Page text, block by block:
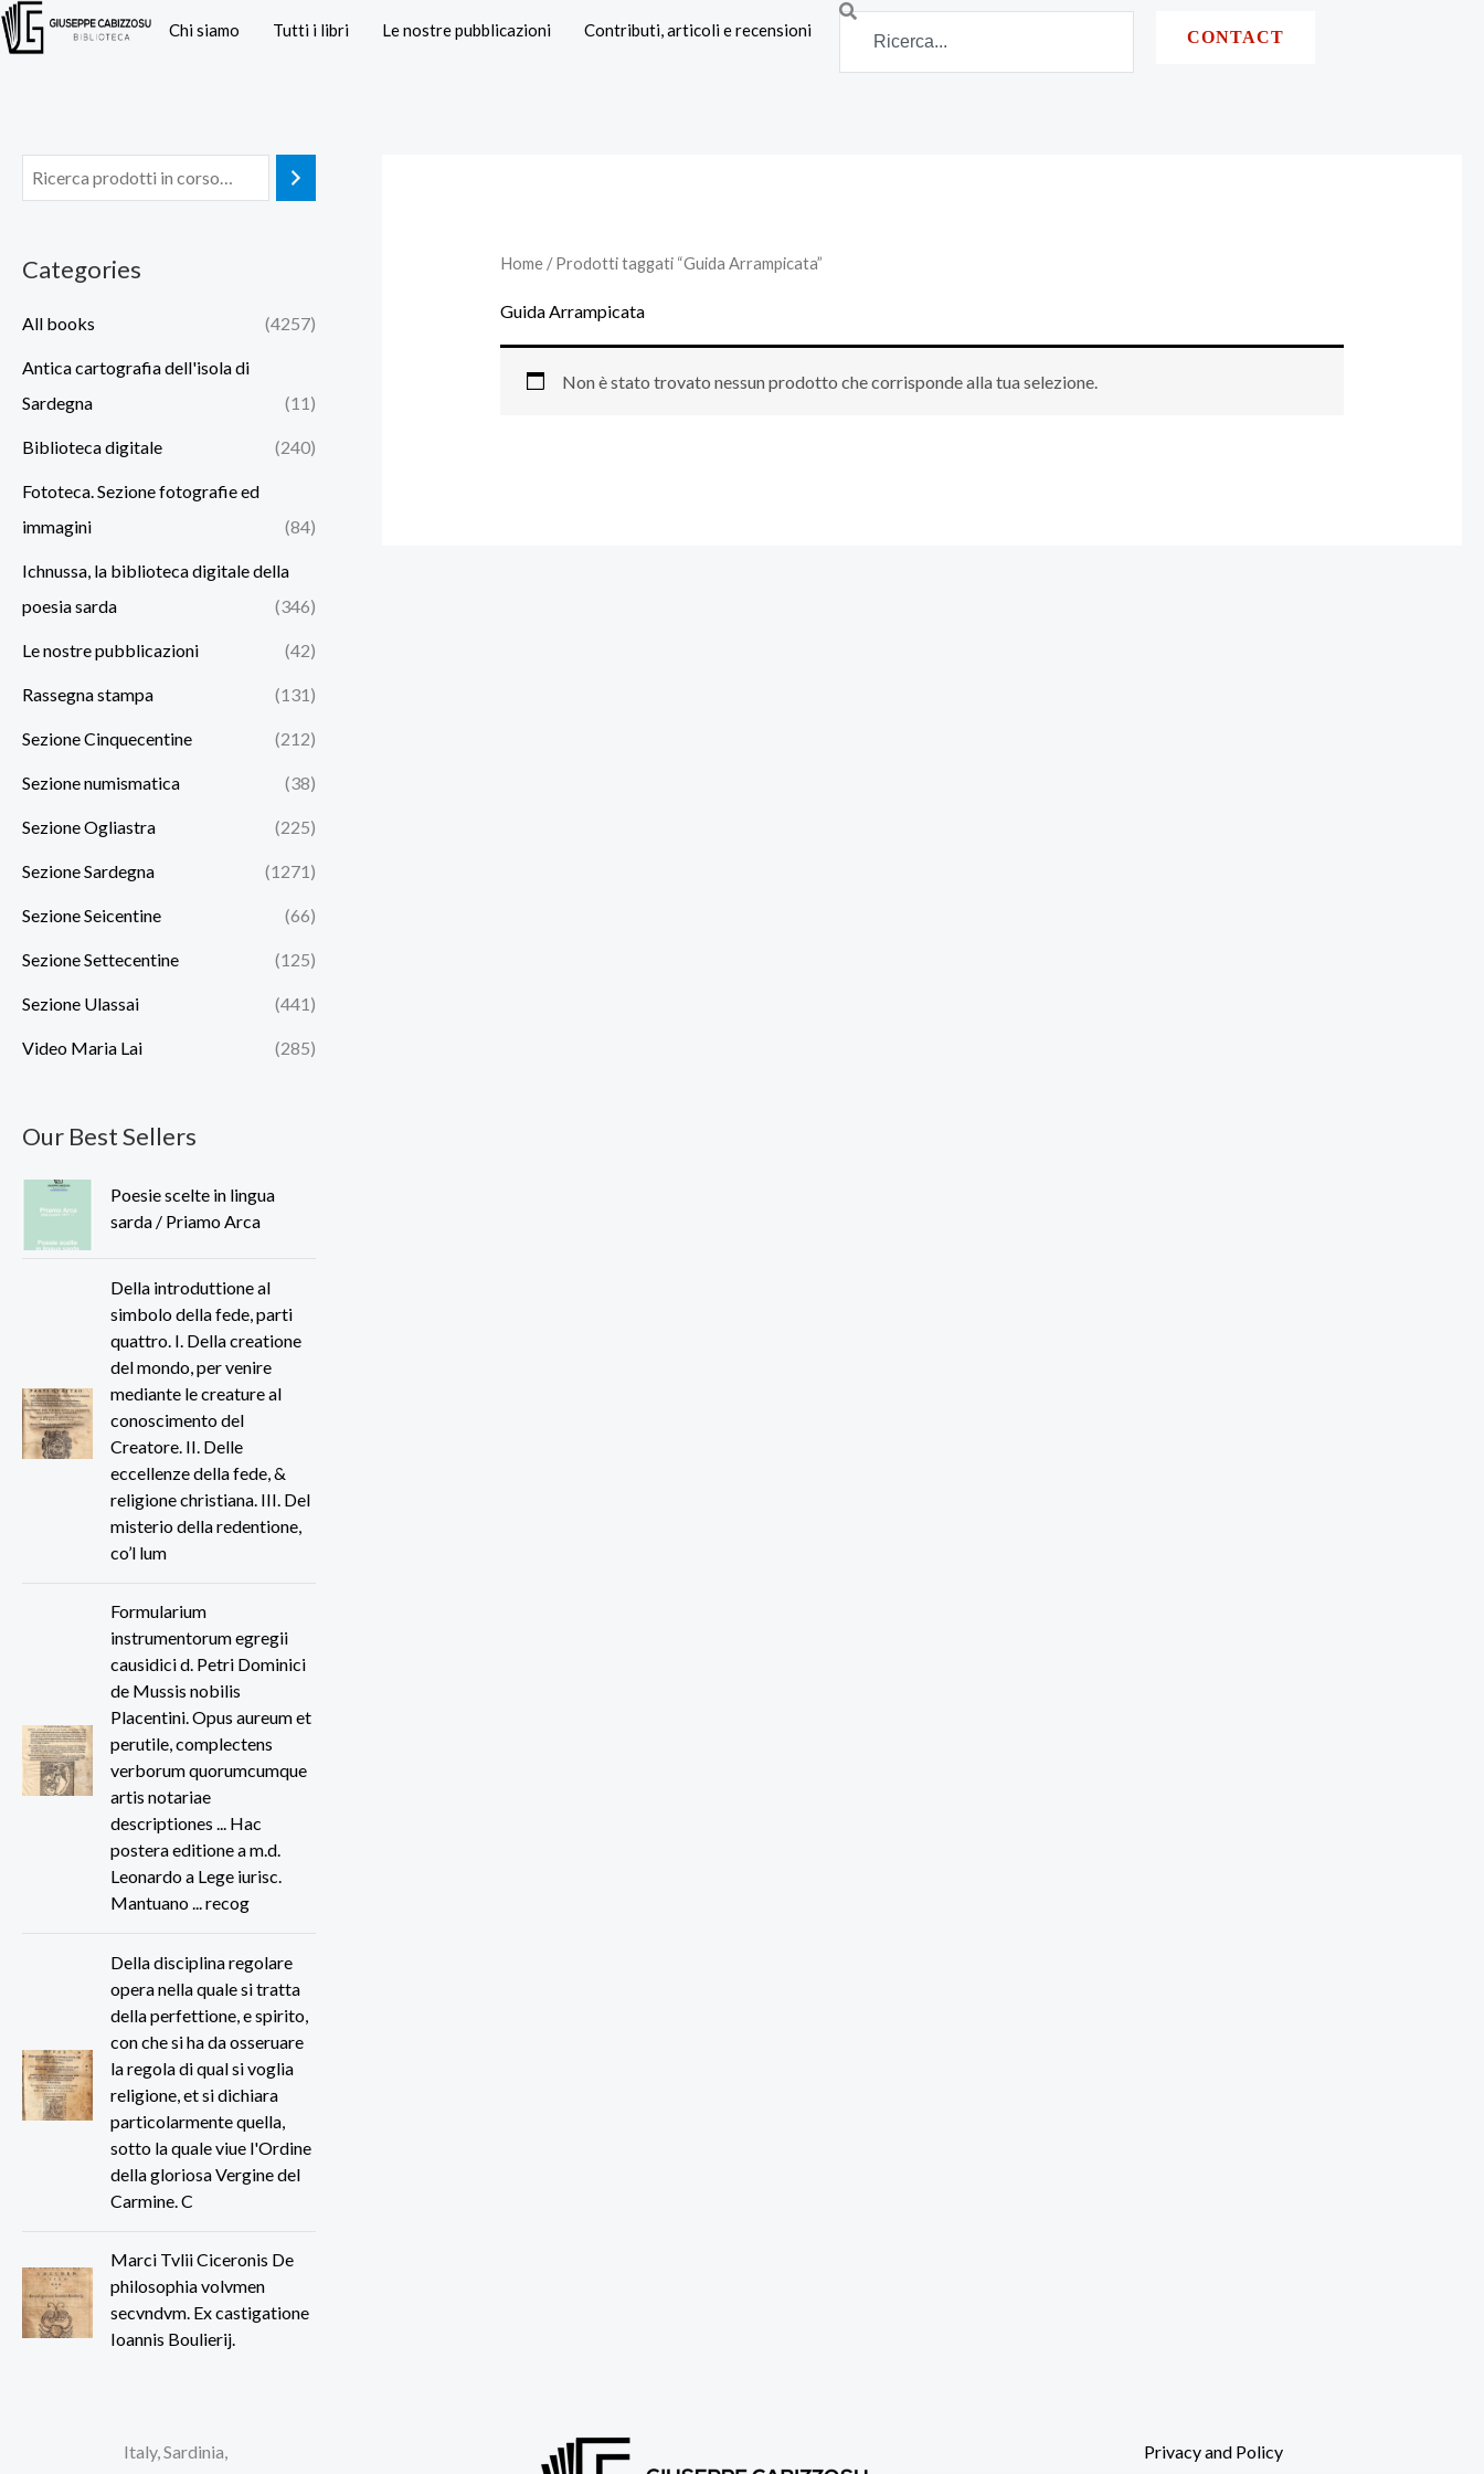
Vai
al
Chi siamo Tutti i libri Le nostre pubblicazioni Contributi, articoli e recensioni Search
CONTACT
Categories
All books (4257)
Antica cartografia dell'isola di
Sardegna
(11)
Biblioteca digitale (240)
Fototeca. Sezione fotografie ed
immagini
(84)
Ichnussa, la biblioteca digitale della
poesia sarda
(346)
Le nostre pubblicazioni (42)
Rassegna stampa (131)
Sezione Cinquecentine (212)
Sezione numismatica (38)
Sezione Ogliastra (225)
Sezione Sardegna (1271)
Sezione Seicentine (66)
Sezione Settecentine (125)
Sezione Ulassai (441)
Video Maria Lai (285)
Our Best Sellers
Poesie scelte in lingua
sarda / Priamo Arca
Della introduttione al
simbolo della fede, parti
quattro. I. Della creatione
del mondo, per venire
mediante le creature al
conoscimento del
Creatore. II. Delle
eccellenze della fede, &
religione christiana. III. Del
misterio della redentione,
co’l lum
Formularium
instrumentorum egregii
causidici d. Petri Dominici
de Mussis nobilis
Placentini. Opus aureum et
perutile, complectens
verborum quorumcumque
artis notariae
descriptiones ... Hac
postera editione a m.d.
Leonardo a Lege iurisc.
Mantuano ... recog
Della disciplina regolare
opera nella quale si tratta
della perfettione, e spirito,
con che si ha da osseruare
la regola di qual si voglia
religione, et si dichiara
particolarmente quella,
sotto la quale viue l'Ordine
della gloriosa Vergine del
Carmine. C
Marci Tvlii Ciceronis De
philosophia volvmen
secvndvm. Ex castigatione
Ioannis Boulierij.
Home/ Prodotti taggati “Guida Arrampicata”
Guida Arrampicata
Non è stato trovato nessun prodotto che corrisponde alla tua selezione.
Italy, Sardinia,
Privacy and Policy